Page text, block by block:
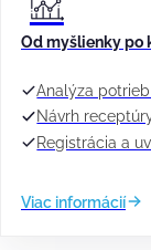
Od myšlienky po
Analýza
Návrh
Registrácia a
Viac informácií